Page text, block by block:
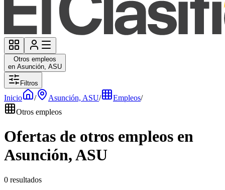
Otros empleos
en Asunción, ASU
Filtros
Inicio / Asunción, ASU/ Empleos/
Otros empleos
Ofertas de otros empleos en
Asunción, ASU
0 resultados